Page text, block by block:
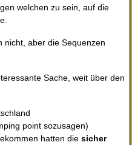
welchen zu sein, auf die
nicht, aber die Sequenzen
Sache, weit über den
point sozusagen)
hatten die sicher